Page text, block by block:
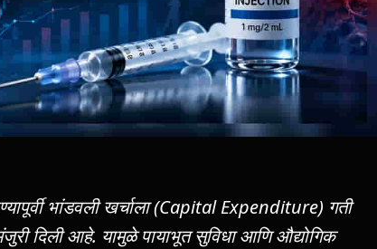
भांडवली खर्चाला (Capital Expenditure) गती
दिली आहे. यामुळे पायाभूत सुविधा आणि औद्योगिक